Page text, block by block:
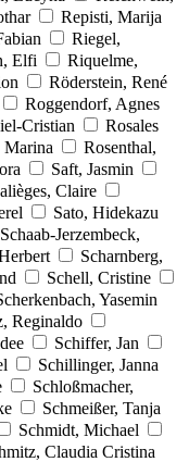
Repisti, Marija
Riegel,
Elfi
Riquelme,
Röderstein, René
Roggendorf, Agnes
Cristian
Rosales
Marina
Rosenthal,
Saft, Jasmin
Claire
Sato, Hidekazu
Schaab-Jerzembeck,
Scharnberg,
Schell, Cristine
Yasemin
Reginaldo
Schiffer, Jan
Schillinger, Janna
Schloßmacher,
Schmeißer, Tanja
Schmidt, Michael
Claudia Cristina